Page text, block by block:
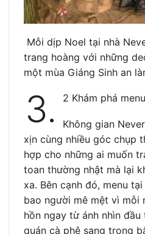
Mỗi dịp Noel tại nhà
trang hoàng với những
một mùa Giáng Sinh an
3. 2 Khám phá
Không gian
xịn cùng nhiều góc chụp
hợp cho những ai muốn
toan thường nhật mà lại
xa. Bên cạnh đó, menu
bao người mê mệt vì mỗi
hồn ngay từ ánh nhìn
quán cà phê sang trọng